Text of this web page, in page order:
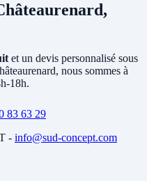
à Châteaurenard incluant
du circuit frigorifique, le
éventuelle du fluide.
et un devis personnalisé sous
nous sommes à
18h.
83 63 29
- info@sud-concept.com